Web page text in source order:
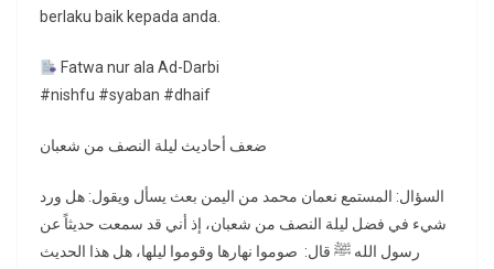
berlaku baik kepada anda.
Fatwa nur ala Ad-Darbi
#nishfu #syaban #dhaif
ضعف أحاديث ليلة النصف من شعبان
السؤال: المستمع نعمان محمد من اليمن بعث يسأل ويقول: هل ورد
شيء في فضل ليلة النصف من شعبان، إذ أني قد سمعت حديثاً عن
رسول الله ﷺ قال: صوموا نهارها وقوموا ليلها، هل هذا الحديث